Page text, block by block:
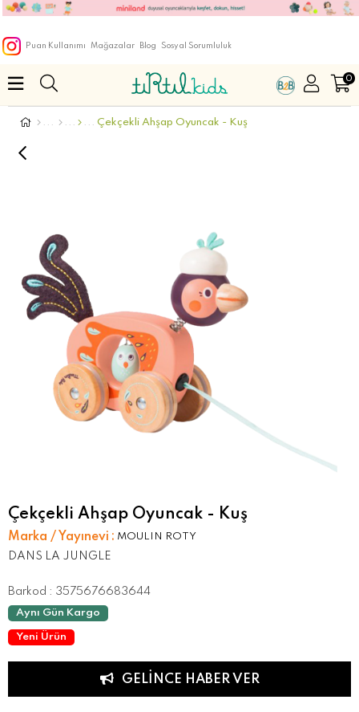
Puan Kullanımı Mağazalar Blog Sosyal Sorumluluk
0
Çekçekli Ahşap Oyuncak - Kuş
Çekçekli Ahşap Oyuncak - Kuş
Marka / Yayınevi : MOULIN ROTY
DANS LA JUNGLE
Barkod : 3575676683644
Aynı Gün Kargo
Yeni Ürün
GELINCE HABER VER